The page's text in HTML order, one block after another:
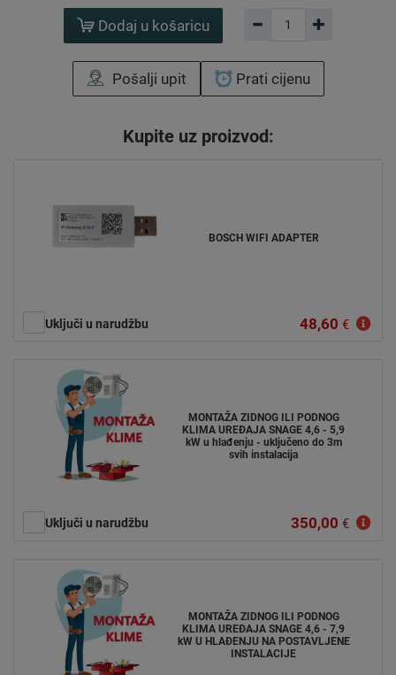
Dodaj u košaricu
Pošalji upit Prati cijenu
Kupite uz proizvod:
BOSCH WIFI ADAPTER
Uključi u narudžbu 48,60 €
MONTAŽA ZIDNOG ILI PODNOG
KLIMA UREĐAJA SNAGE 4,6 - 5,9
kW u hlađenju - uključeno do 3m
svih instalacija
Uključi u narudžbu 350,00 €
MONTAŽA ZIDNOG ILI PODNOG
KLIMA UREĐAJA SNAGE 4,6 - 7,9
kW U HLAĐENJU NA POSTAVLJENE
INSTALACIJE